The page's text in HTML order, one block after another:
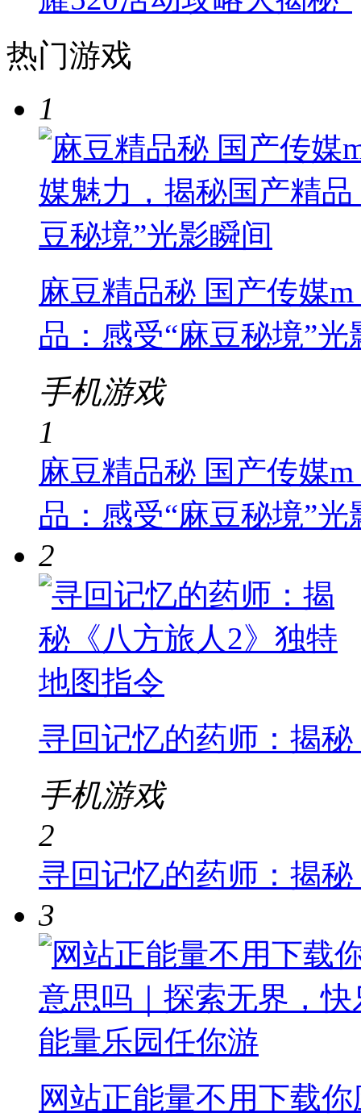
热门游戏
1
麻豆精品秘 国产传媒
品：感受“麻豆秘境”光
手机游戏
1
麻豆精品秘 国产传媒
品：感受“麻豆秘境”光
2
寻回记忆的药师：揭
手机游戏
2
寻回记忆的药师：揭
3
网站正能量不用下载